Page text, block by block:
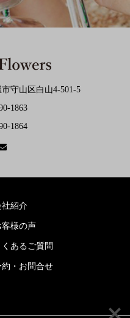
守山区白山4-501-5
1863
1864
社紹介
客様の声
くあるご質問
約・お問合せ